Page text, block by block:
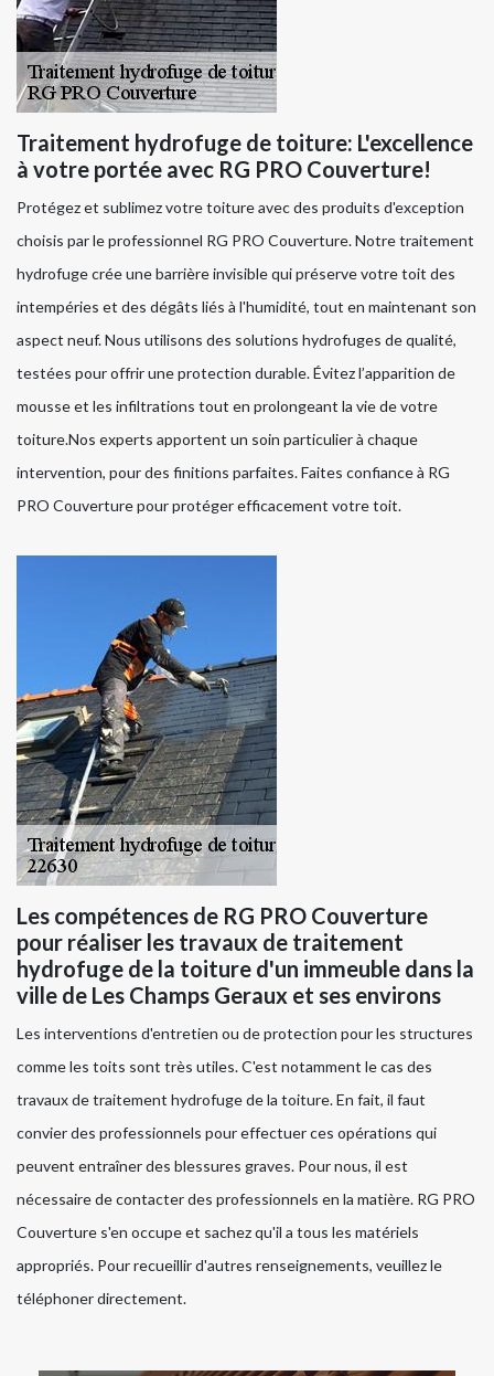
Traitement hydrofuge de toiture: L'excellence
à votre portée avec RG PRO Couverture!
Protégez et sublimez votre toiture avec des produits d'exception
choisis par le professionnel RG PRO Couverture. Notre traitement
hydrofuge crée une barrière invisible qui préserve votre toit des
intempéries et des dégâts liés à l'humidité, tout en maintenant son
aspect neuf. Nous utilisons des solutions hydrofuges de qualité,
testées pour offrir une protection durable. Évitez l’apparition de
mousse et les infiltrations tout en prolongeant la vie de votre
toiture.Nos experts apportent un soin particulier à chaque
intervention, pour des finitions parfaites. Faites confiance à RG
PRO Couverture pour protéger efficacement votre toit.
Les compétences de RG PRO Couverture
pour réaliser les travaux de traitement
hydrofuge de la toiture d'un immeuble dans la
ville de Les Champs Geraux et ses environs
Les interventions d'entretien ou de protection pour les structures
comme les toits sont très utiles. C'est notamment le cas des
travaux de traitement hydrofuge de la toiture. En fait, il faut
convier des professionnels pour effectuer ces opérations qui
peuvent entraîner des blessures graves. Pour nous, il est
nécessaire de contacter des professionnels en la matière. RG PRO
Couverture s'en occupe et sachez qu'il a tous les matériels
appropriés. Pour recueillir d'autres renseignements, veuillez le
téléphoner directement.